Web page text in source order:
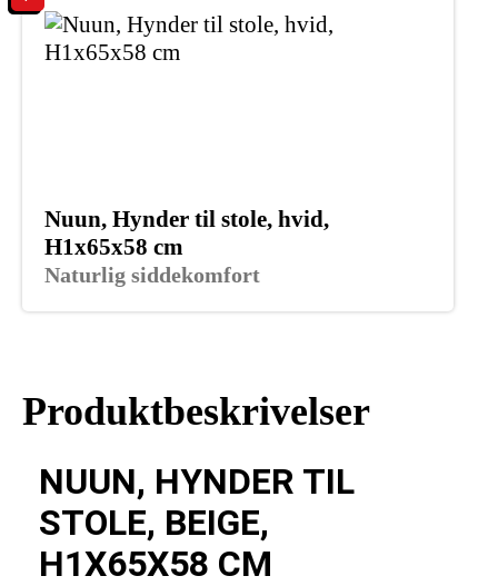
Naturlig siddekomfort
Nuun, Hynder til stole, hvid,
H1x65x58 cm
Produktbeskrivelser
NUUN, HYNDER TIL
STOLE, BEIGE,
H1X65X58 CM